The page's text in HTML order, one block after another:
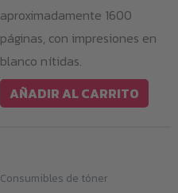
aproximadamente 1600
páginas, con impresiones en
blanco nítidas.
AÑADIR AL CARRITO
Consumibles de tóner